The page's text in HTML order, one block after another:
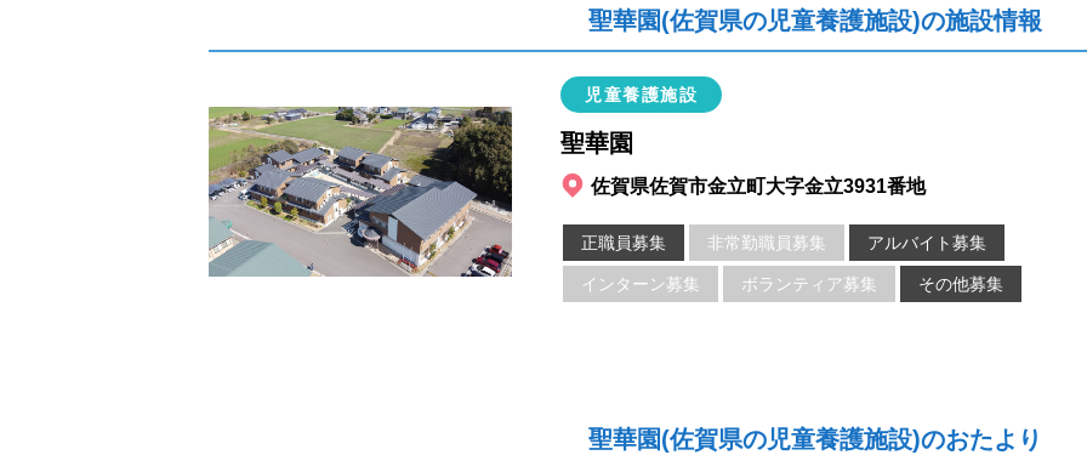
聖華園(佐賀県の児童養護施設)の施設情報
児童養護施設
聖華園
佐賀県佐賀市金立町大字金立3931番地
正職員募集 非常勤職員募集 アルバイト募集
インターン募集 ボランティア募集 その他募集
聖華園(佐賀県の児童養護施設)のおたより